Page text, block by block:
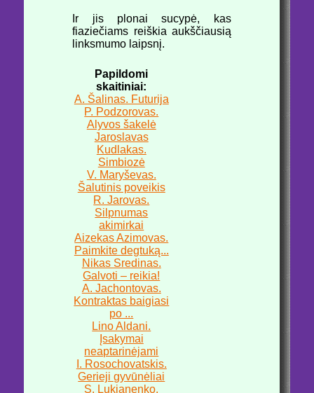
Ir jis plonai sucypė, kas
fiaziečiams reiškia aukščiausią
linksmumo laipsnį.
Papildomi
skaitiniai:
A. Šalinas. Futurija
P. Podzorovas.
Alyvos šakelė
Jaroslavas
Kudlakas.
Simbiozė
V. Maryševas.
Šalutinis poveikis
R. Jarovas.
Silpnumas
akimirkai
Aizekas Azimovas.
Paimkite degtuką...
Nikas Sredinas.
Galvoti – reikia!
A. Jachontovas.
Kontraktas baigiasi
po ...
Lino Aldani.
Įsakymai
neaptarinėjami
I. Rosochovatskis.
Gerieji gyvūnėliai
S. Lukjanenko.